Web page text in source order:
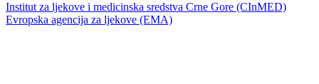
Institut za ljekove i medicinska sredstva Crne Gore (CInMED)
Evropska agencija za ljekove (EMA)